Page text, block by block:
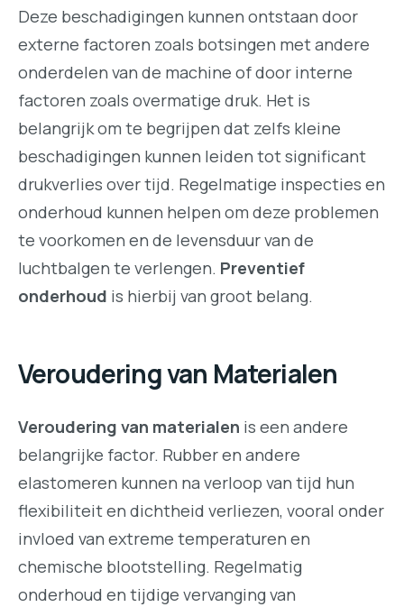
Deze beschadigingen kunnen ontstaan door
externe factoren zoals botsingen met andere
onderdelen van de machine of door interne
factoren zoals overmatige druk. Het is
belangrijk om te begrijpen dat zelfs kleine
beschadigingen kunnen leiden tot significant
drukverlies over tijd. Regelmatige inspecties en
onderhoud kunnen helpen om deze problemen
te voorkomen en de levensduur van de
luchtbalgen te verlengen. Preventief
onderhoud is hierbij van groot belang.
Veroudering van Materialen
Veroudering van materialen is een andere
belangrijke factor. Rubber en andere
elastomeren kunnen na verloop van tijd hun
flexibiliteit en dichtheid verliezen, vooral onder
invloed van extreme temperaturen en
chemische blootstelling. Regelmatig
onderhoud en tijdige vervanging van